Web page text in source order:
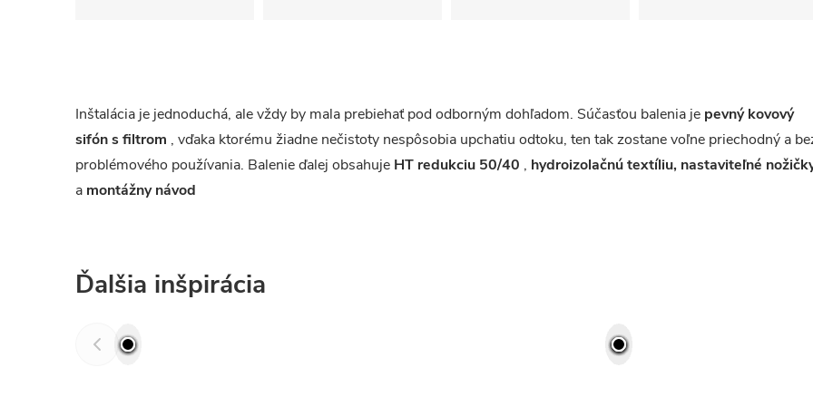
Inštalácia je jednoduchá, ale vždy by mala prebiehať pod odborným dohľadom. Súčasťou balenia je pevný kovový
sifón s filtrom , vďaka ktorému žiadne nečistoty nespôsobia upchatiu odtoku, ten tak zostane voľne priechodný a
problémového používania. Balenie ďalej obsahuje HT redukciu 50/40 , hydroizolačnú textíliu, nastaviteľné
a montážny návod
Ďalšia inšpirácia